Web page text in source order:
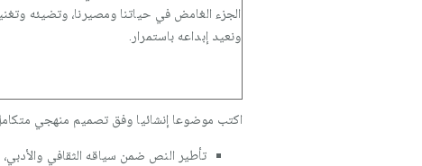
الجزء الغامض في حياتنا ومصيرنا، وتضيئه
ونعيد إبداعه باستمرار.
اكتب موضوعا إنشائيا وفق تصميم منهجي
تأطير النص ضمن سياقه الثقافي